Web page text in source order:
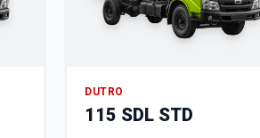
DUTRO
115 SDL STD